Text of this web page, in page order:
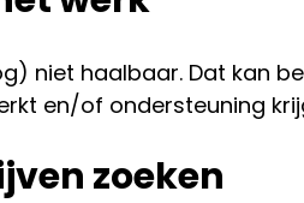
niet haalbaar. Dat kan
en/of ondersteuning
zoeken